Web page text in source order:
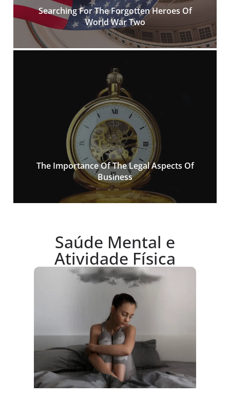
Searching For The Forgotten Heroes Of
World War Two
The Importance Of The Legal Aspects Of
Business
Saúde Mental e
Atividade Física